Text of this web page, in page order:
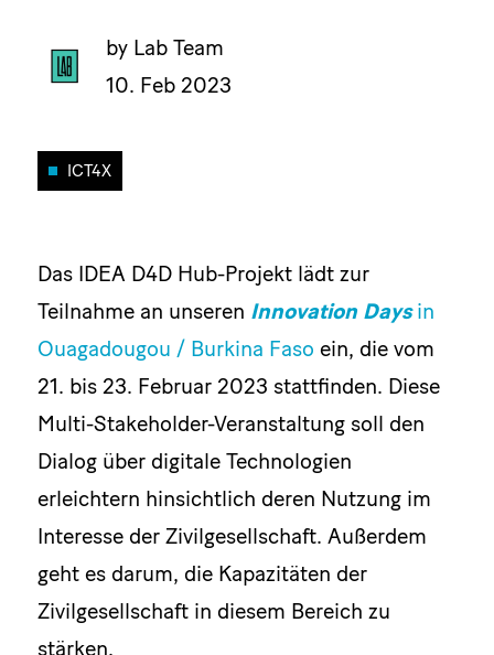
by Lab Team
10. Feb 2023
ICT4X
Das IDEA D4D Hub-Projekt lädt zur
Teilnahme an unseren Innovation Daysin
Ouagadougou / Burkina Faso ein, die vom
21. bis 23. Februar 2023 stattfinden. Diese
Multi-Stakeholder-Veranstaltung soll den
Dialog über digitale Technologien
erleichtern hinsichtlich deren Nutzung im
Interesse der Zivilgesellschaft. Außerdem
geht es darum, die Kapazitäten der
Zivilgesellschaft in diesem Bereich zu
stärken.